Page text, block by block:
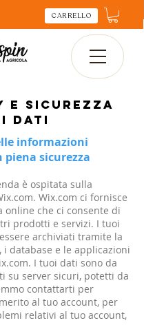
CARRELLO
e sicurezza
dati
informazioni
piena sicurezza
è ospitata sulla
Wix.com ci fornisce
online che ci consente di
prodotti e servizi. I tuoi
archiviati tramite la
i database e le applicazioni
I tuoi dati sono da
su server sicuri, potetti da
contattarti per
al tuo account, per
relativi al tuo account,